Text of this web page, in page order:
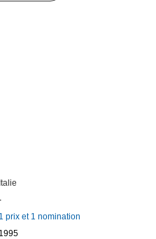
Italie
1 prix et 1 nomination
1995